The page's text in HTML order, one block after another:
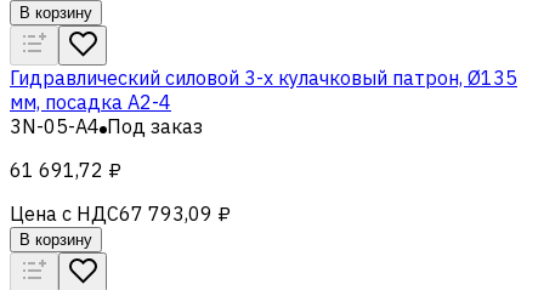
В корзину
Гидравлический силовой 3-х кулачковый патрон, Ø135
мм, посадка A2-4
3N-05-A4 Под заказ
61 691,72 ₽
Цена с НДС67 793,09 ₽
В корзину